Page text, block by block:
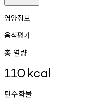
영양정보
음식평가
총 열량
110kcal
탄수화물